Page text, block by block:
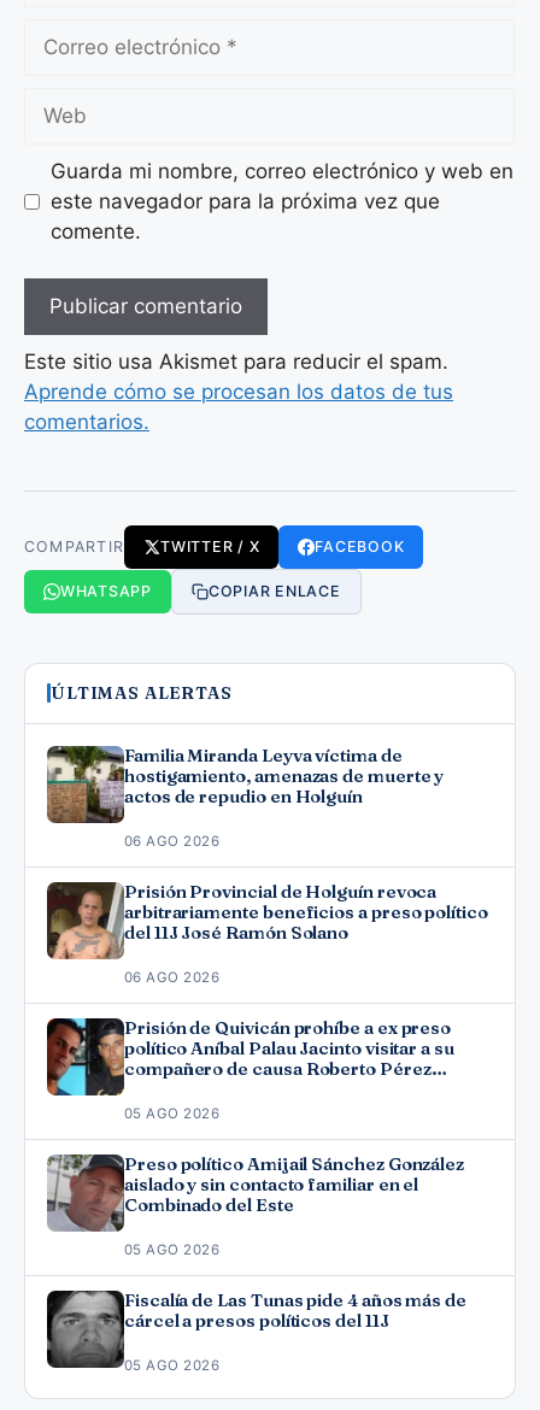
Correo
Web
Guarda mi nombre, correo electrónico y web en
este navegador para la próxima vez que
comente.
Este sitio usa Akismet para reducir el spam.
Aprende cómo se procesan los datos de tus
comentarios.
COMPARTIR TWITTER / X FACEBOOK
WHATSAPP COPIAR ENLACE
ÚLTIMAS ALERTAS
Familia Miranda Leyva víctima de
hostigamiento, amenazas de muerte y
actos de repudio en Holguín
06 AGO 2026
Prisión Provincial de Holguín revoca
arbitrariamente beneficios a preso político
del 11J José Ramón Solano
06 AGO 2026
Prisión de Quivicán prohíbe a ex preso
político Aníbal Palau Jacinto visitar a su
compañero de causa Roberto Pérez
05 AGO 2026
Preso político Amijail Sánchez González
aislado y sin contacto familiar en el
Combinado del Este
05 AGO 2026
Fiscalía de Las Tunas pide 4 años más de
cárcel a presos políticos del 11J
05 AGO 2026